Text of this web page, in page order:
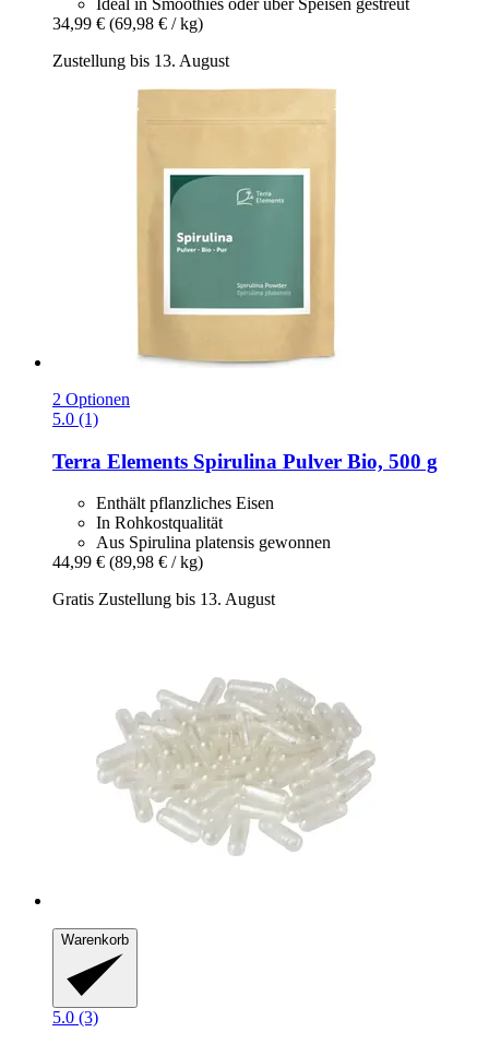
Ideal in Smoothies oder über Speisen gestreut
34,99 € (69,98 € / kg)
Zustellung bis 13. August
2 Optionen
5.0 (1)
Terra Elements Spirulina Pulver Bio, 500 g
Enthält pflanzliches Eisen
In Rohkostqualität
Aus Spirulina platensis gewonnen
44,99 € (89,98 € / kg)
Gratis Zustellung bis 13. August
Warenkorb
5.0 (3)